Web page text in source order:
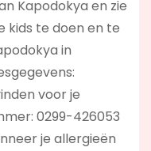
Kapodokya en zie
kids te doen en te
in
voor je
0299-426053
je allergieën